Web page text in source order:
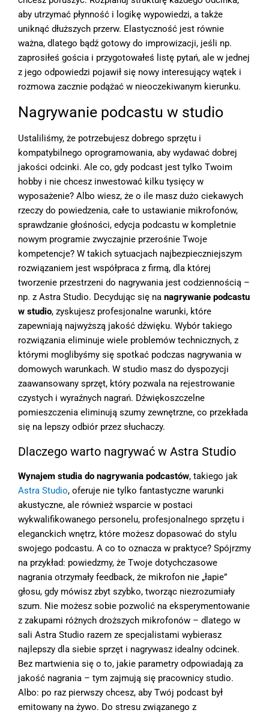
aby utrzymać płynność i logikę wypowiedzi, a także
uniknąć dłuższych przerw. Elastyczność jest równie
ważna, dlatego bądź gotowy do improwizacji, jeśli np.
zaprosiłeś gościa i przygotowałeś listę pytań, ale w jednej
z jego odpowiedzi pojawił się nowy interesujący wątek i
rozmowa zacznie podążać w nieoczekiwanym kierunku.
Nagrywanie podcastu w studio
Ustaliliśmy, że potrzebujesz dobrego sprzętu i
kompatybilnego oprogramowania, aby wydawać dobrej
jakości odcinki. Ale co, gdy podcast jest tylko Twoim
hobby i nie chcesz inwestować kilku tysięcy w
wyposażenie? Albo wiesz, że o ile masz dużo ciekawych
rzeczy do powiedzenia, całe to ustawianie mikrofonów,
sprawdzanie głośności, edycja podcastu w kompletnie
nowym programie zwyczajnie przerośnie Twoje
kompetencje? W takich sytuacjach najbezpieczniejszym
rozwiązaniem jest współpraca z firmą, dla której
tworzenie przestrzeni do nagrywania jest codziennością –
np. z Astra Studio. Decydując się na nagrywanie podcastu
w studio, zyskujesz profesjonalne warunki, które
zapewniają najwyższą jakość dźwięku. Wybór takiego
rozwiązania eliminuje wiele problemów technicznych, z
którymi moglibyśmy się spotkać podczas nagrywania w
domowych warunkach. W studio masz do dyspozycji
zaawansowany sprzęt, który pozwala na rejestrowanie
czystych i wyraźnych nagrań. Dźwiękoszczelne
pomieszczenia eliminują szumy zewnętrzne, co przekłada
się na lepszy odbiór przez słuchaczy.
Dlaczego warto nagrywać w Astra Studio
Wynajem studia do nagrywania podcastów, takiego jak
Astra Studio, oferuje nie tylko fantastyczne warunki
akustyczne, ale również wsparcie w postaci
wykwalifikowanego personelu, profesjonalnego sprzętu i
eleganckich wnętrz, które możesz dopasować do stylu
swojego podcastu. A co to oznacza w praktyce? Spójrzmy
na przykład: powiedzmy, że Twoje dotychczasowe
nagrania otrzymały feedback, że mikrofon nie „łapie”
głosu, gdy mówisz zbyt szybko, tworząc niezrozumiały
szum. Nie możesz sobie pozwolić na eksperymentowanie
z zakupami różnych droższych mikrofonów – dlatego w
sali Astra Studio razem ze specjalistami wybierasz
najlepszy dla siebie sprzęt i nagrywasz idealny odcinek.
Bez martwienia się o to, jakie parametry odpowiadają za
jakość nagrania – tym zajmują się pracownicy studio.
Albo: po raz pierwszy chcesz, aby Twój podcast był
emitowany na żywo. Do stresu związanego z